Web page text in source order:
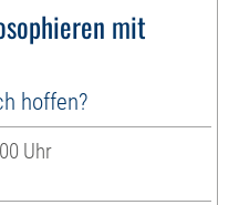
mit
hoffen?
Uhr